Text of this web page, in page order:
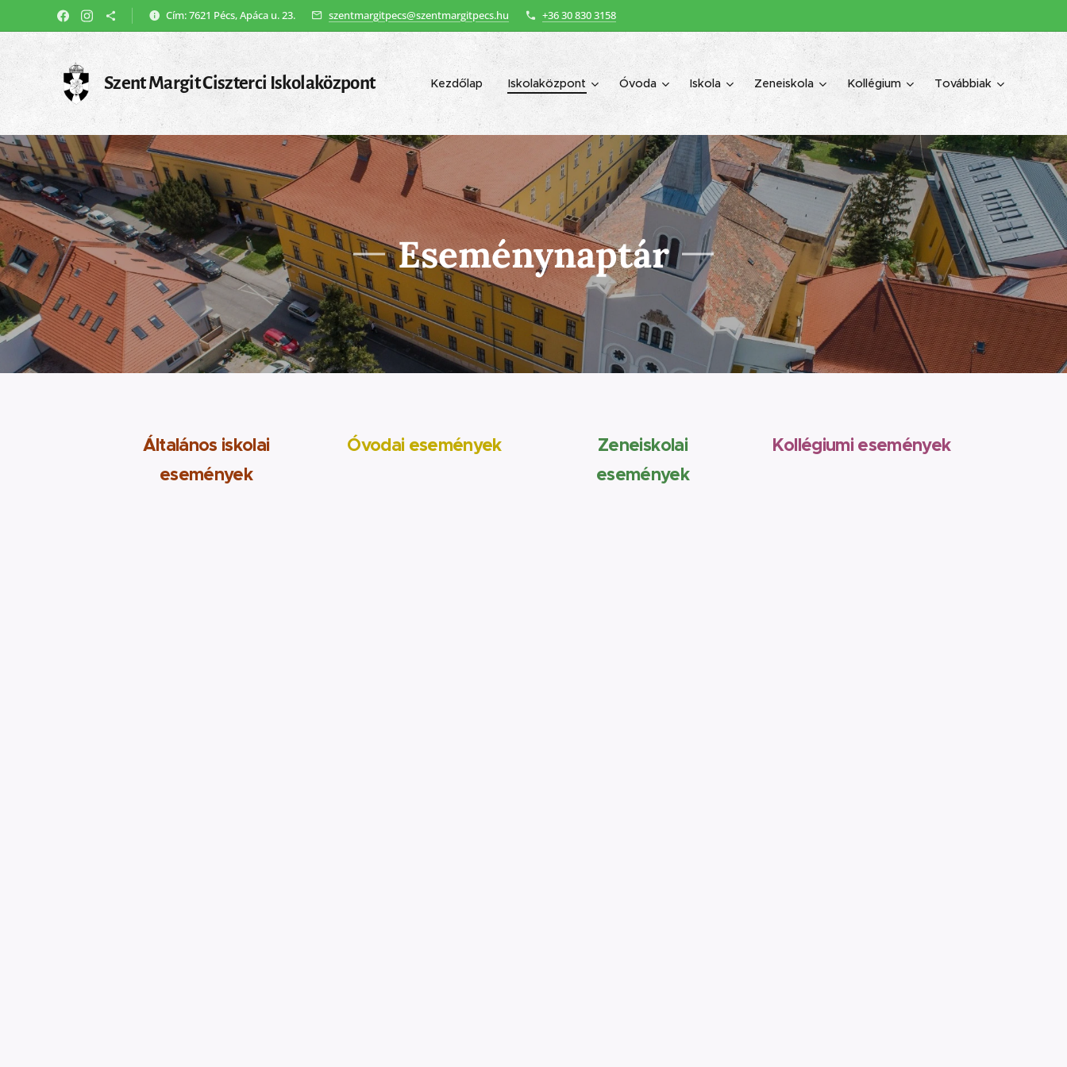
Cím: 7621 Pécs, Apáca u. 23. szentmargitpecs@szentmargitpecs.hu +36 30 830 3158
Szent Margit Ciszterci Iskolaközpont Kezdőlap Iskolaközpont Óvoda Iskola Zeneiskola Kollégium Továbbiak
Eseménynaptár
Általános iskolai
események
Óvodai események
Zeneiskolai
események
Kollégiumi események